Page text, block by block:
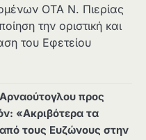
ΟΤΑ Ν. Πιερίας
την οριστική και
του Εφετείου
προς
«Ακριβότερα τα
από τους Ευζώνους στην